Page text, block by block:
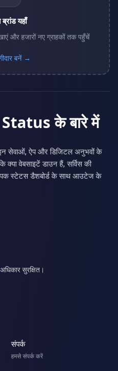
यहाँ
और हजारों नए ग्राहकों तक पहुँचें
बनें →
के बारे में
सेवाओं, ऐप और डिजिटल अनुभवों के
क्या वेबसाइटें डाउन हैं, सर्विस की
स्टेटस डैशबोर्ड के साथ आउटेज के
सुरक्षित।
संपर्क
हमसे संपर्क करें